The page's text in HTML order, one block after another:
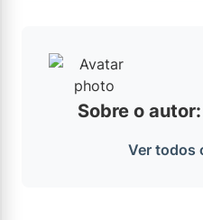
Sobre o
Ver todos